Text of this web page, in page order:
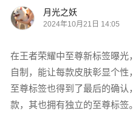
月光之妖
2024年10月21日 14:05
在王者荣耀中至尊新标签曝光
自制，能让每款皮肤彰显个性
至尊标签也得到了最后的确认
款，其也拥有独立的至尊标签。